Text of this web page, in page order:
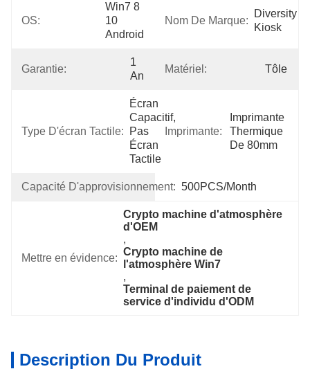
OS:
Win7 8
10
Android
Nom De Marque:
Diversity
Kiosk
Garantie:
1
An
Matériel: Tôle
Type D'écran Tactile:
Écran
Capacitif,
Pas
Écran
Tactile
Imprimante:
Imprimante
Thermique
De 80mm
Capacité D'approvisionnement: 500PCS/Month
Mettre en évidence:
Crypto machine d'atmosphère
d'OEM
,
Crypto machine de
l'atmosphère Win7
,
Terminal de paiement de
service d'individu d'ODM
Description Du Produit